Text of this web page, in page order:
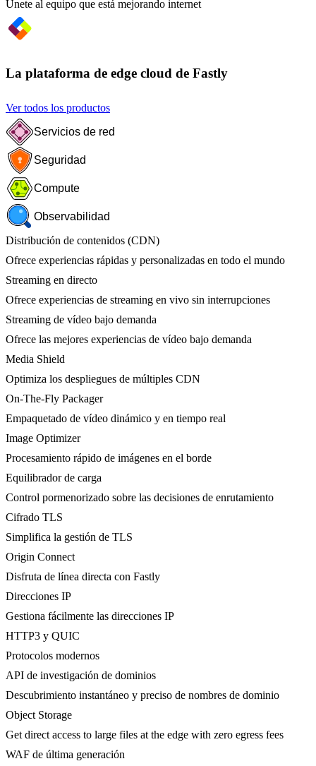
Únete al equipo que está mejorando internet
La plataforma de edge cloud de Fastly
Ver todos los productos
Servicios de red
Seguridad
Compute
Observabilidad
Distribución de contenidos (CDN)
Ofrece experiencias rápidas y personalizadas en todo el mundo
Streaming en directo
Ofrece experiencias de streaming en vivo sin interrupciones
Streaming de vídeo bajo demanda
Ofrece las mejores experiencias de vídeo bajo demanda
Media Shield
Optimiza los despliegues de múltiples CDN
On-The-Fly Packager
Empaquetado de vídeo dinámico y en tiempo real
Image Optimizer
Procesamiento rápido de imágenes en el borde
Equilibrador de carga
Control pormenorizado sobre las decisiones de enrutamiento
Cifrado TLS
Simplifica la gestión de TLS
Origin Connect
Disfruta de línea directa con Fastly
Direcciones IP
Gestiona fácilmente las direcciones IP
HTTP3 y QUIC
Protocolos modernos
API de investigación de dominios
Descubrimiento instantáneo y preciso de nombres de dominio
Object Storage
Get direct access to large files at the edge with zero egress fees
WAF de última generación